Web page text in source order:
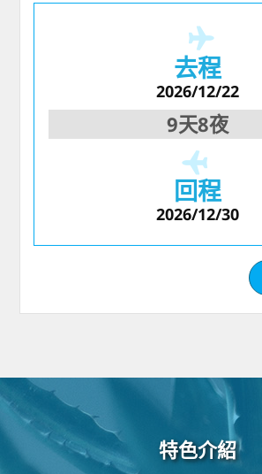
去程
2026/12/22
9天8夜
回程
2026/12/30
特色介紹